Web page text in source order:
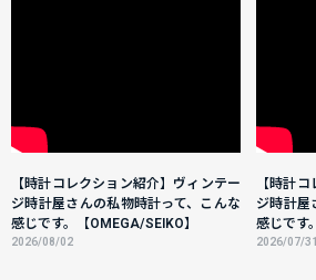
【時計コレクション紹介】ヴィンテー
ジ時計屋さんの私物時計って、こんな
感じです。【OMEGA/SEIKO】
2026/08/02
【時計
ジ時計屋
感じです
2026/07/31